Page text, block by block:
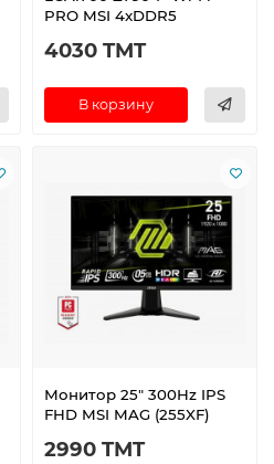
PRO MSI 4xDDR5
4030 TMT
В корзину
Монитор 25" 300Hz IPS
FHD MSI MAG (255XF)
2990 TMT